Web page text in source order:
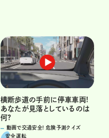
横断歩道の手前に停車車両!
あなたが見落としているのは
何?
動画で交通安全! 危険予測クイズ
安全運転